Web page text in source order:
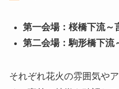
第一会場：桜橋下流～
第二会場：駒形橋下流
それぞれ花火の雰囲気や